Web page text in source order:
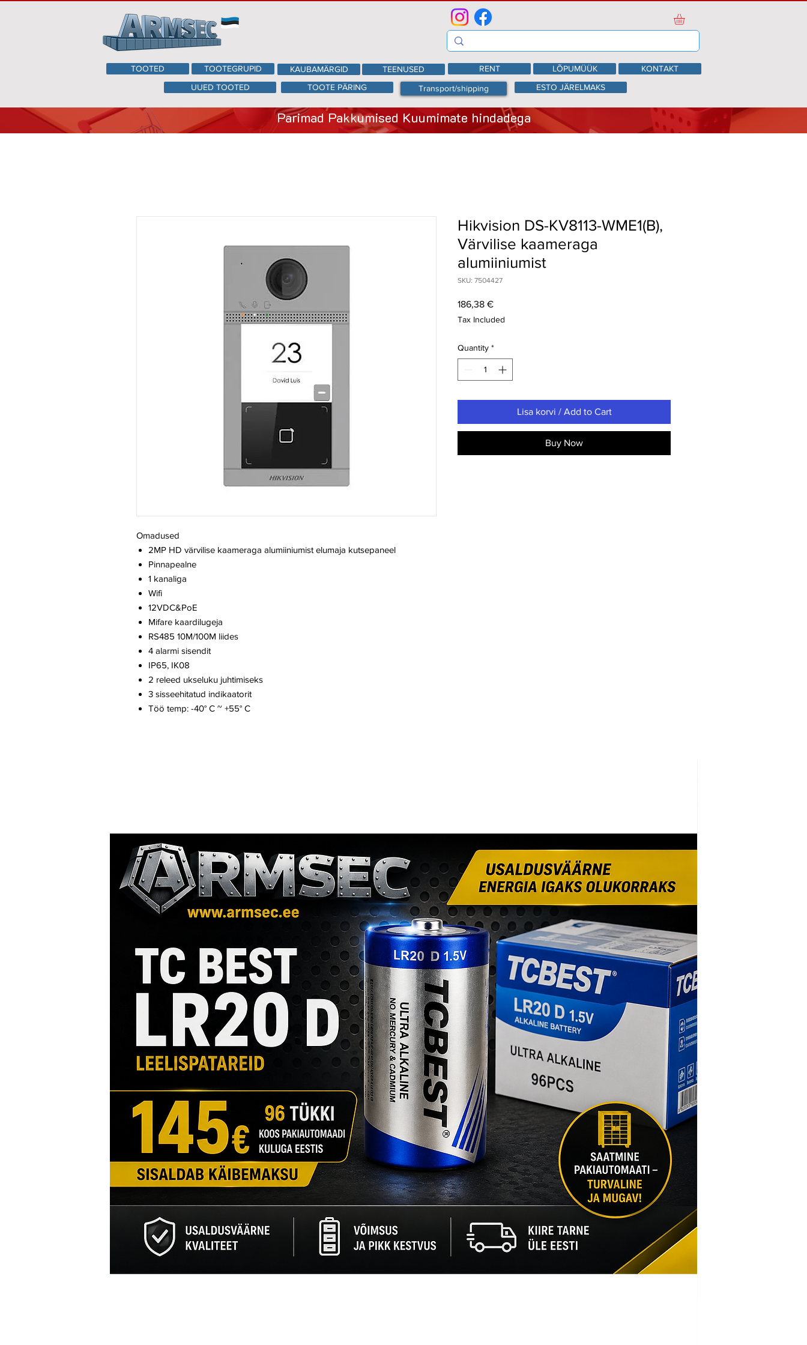
TOOTED
TOOTEGRUPID
UUED TOOTED
KAUBAMÄRGID TEENUSED RENT LÕPUMÜÜK
KONTAKT
TOOTE PÄRING
Transport/shipping ESTO JÄRELMAKS
Parimad Pakkumised Kuumimate hindadega
Omadused
2MP HD värvilise kaameraga alumiiniumist elumaja kutsepaneel
Pinnapealne
1 kanaliga
Wifi
12VDC&PoE
Mifare kaardilugeja
RS485 10M/100M liides
4 alarmi sisendit
IP65, IK08
2 releed ukseluku juhtimiseks
3 sisseehitatud indikaatorit
Töö temp: -40° C ~ +55° C
Hikvision DS-KV8113-WME1(B),
Värvilise kaameraga
alumiiniumist
SKU: 7504427
186,38 €Price
Tax Included
Quantity *
Lisa korvi / Add to Cart
Buy Now